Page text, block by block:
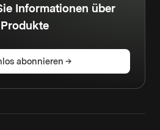
Informationen über
abonnieren